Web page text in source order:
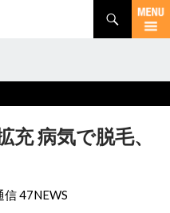
病気で脱毛、
信 47NEWS